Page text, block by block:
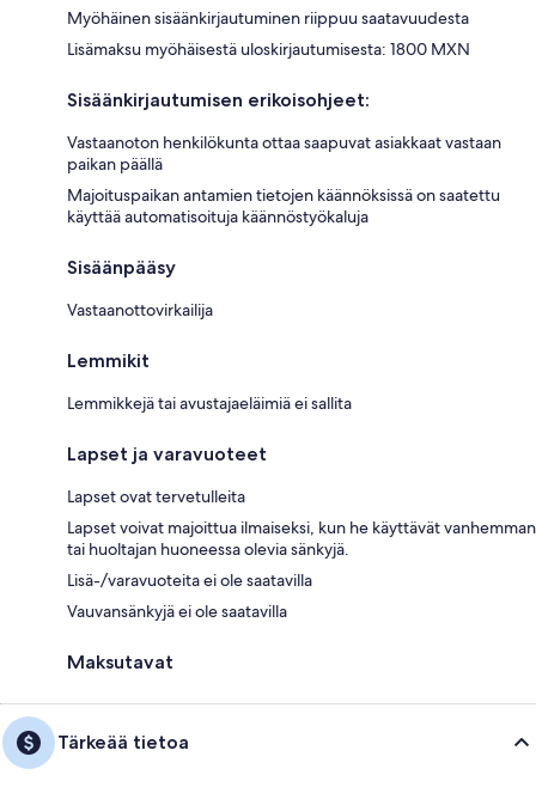
Myöhäinen sisäänkirjautuminen riippuu saatavuudesta
Lisämaksu myöhäisestä uloskirjautumisesta: 1800 MXN
Sisäänkirjautumisen erikoisohjeet:
Vastaanoton henkilökunta ottaa saapuvat asiakkaat vastaan
paikan päällä
Majoituspaikan antamien tietojen käännöksissä on saatettu
käyttää automatisoituja käännöstyökaluja
Sisäänpääsy
Vastaanottovirkailija
Lemmikit
Lemmikkejä tai avustajaeläimiä ei sallita
Lapset ja varavuoteet
Lapset ovat tervetulleita
Lapset voivat majoittua ilmaiseksi, kun he käyttävät vanhemman
tai huoltajan huoneessa olevia sänkyjä.
Lisä-/varavuoteita ei ole saatavilla
Vauvansänkyjä ei ole saatavilla
Maksutavat
Tärkeää tietoa